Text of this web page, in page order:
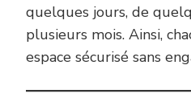
quelques jours, de
plusieurs mois. Ainsi,
espace sécurisé sans